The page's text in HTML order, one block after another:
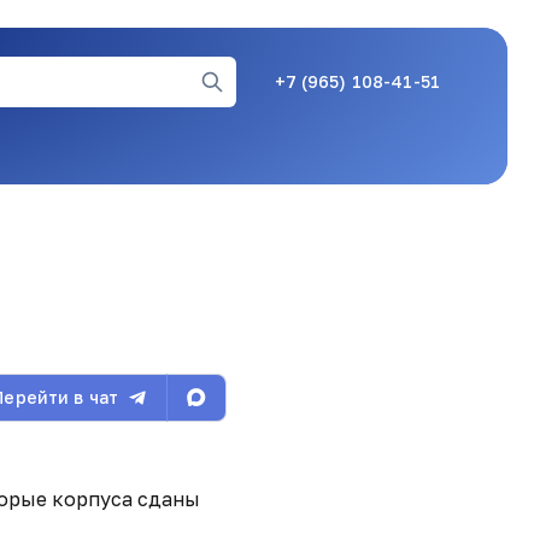
+7 (965) 108-41-51
в чат
корпуса сданы